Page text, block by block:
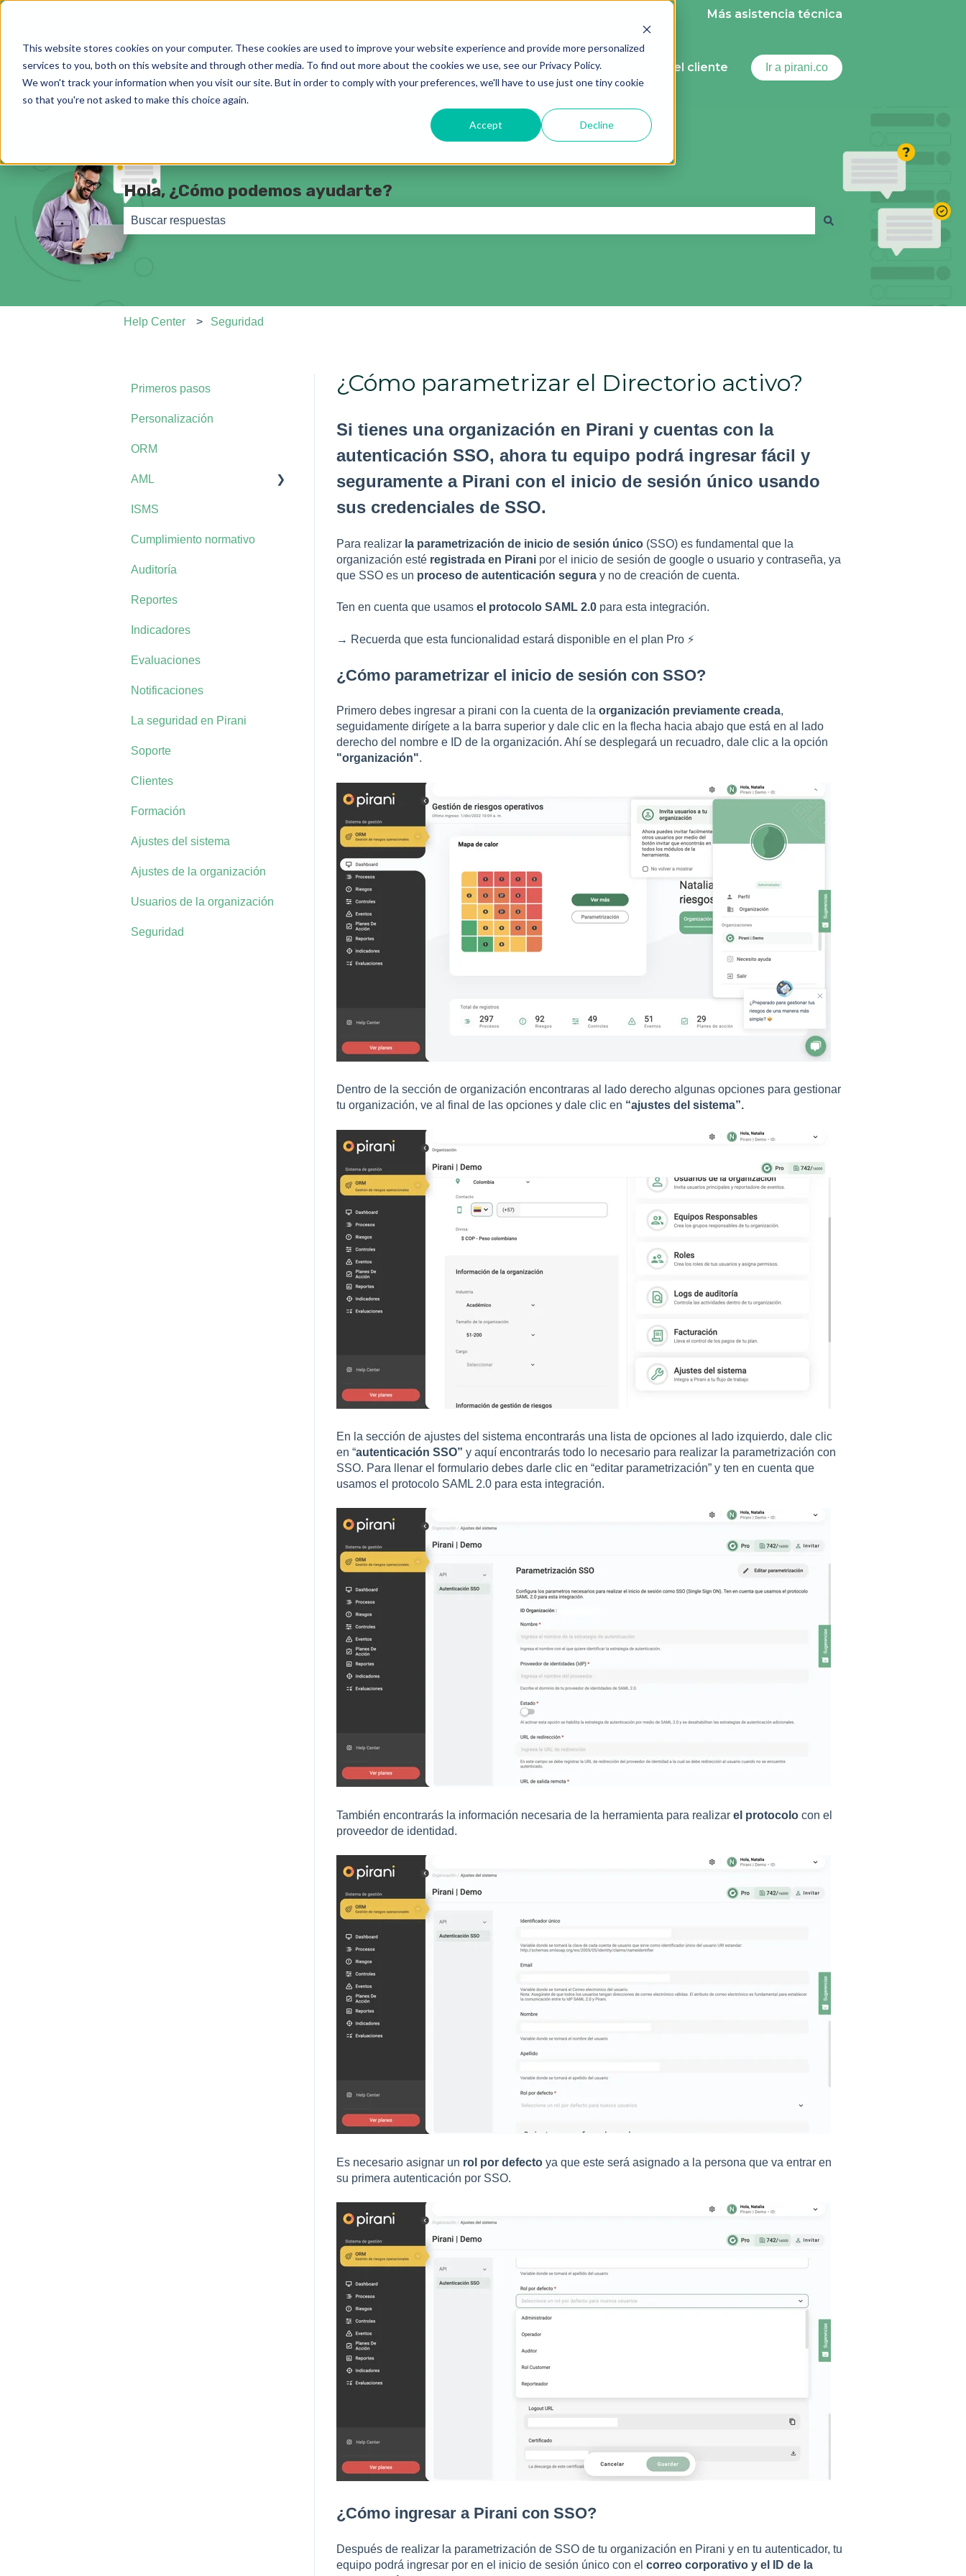
This website stores cookies on your computer. These cookies are used to improve your website experience and provide more personalized
services to you, both on this website and through other media. To find out more about the cookies we use, see our Privacy Policy.
We won't track your information when you visit our site. But in order to comply with your preferences, we'll have to use just one tiny cookie
so that you're not asked to make this choice again.
Accept Decline
Más asistencia técnica
Solicitud de ayuda Ir al portal del cliente Ir a pirani.co
Hola, ¿Cómo podemos ayudarte?
No hay sugerencias porque el campo de búsqueda está vacío.
Help Center Seguridad
¿Cómo parametrizar el Directorio activo?
Si tienes una organización en Pirani y cuentas con la
autenticación SSO, ahora tu equipo podrá ingresar fácil y
seguramente a Pirani con el inicio de sesión único usando
sus credenciales de SSO.
Para realizar la parametrización de inicio de sesión único(SSO) es fundamental que la
organización esté registrada en Pirani por el inicio de sesión de google o usuario y contraseña, ya
que SSO es un proceso de autenticación seguray no de creación de cuenta.
Ten en cuenta que usamos el protocolo SAML 2.0 para esta integración.
→ Recuerda que esta funcionalidad estará disponible en el plan Pro ⚡
¿Cómo parametrizar el inicio de sesión con SSO?
Primero debes ingresar a pirani con la cuenta de la organización previamente creada,
seguidamente dirígete a la barra superior y dale clic en la flecha hacia abajo que está en al lado
derecho del nombre e ID de la organización. Ahí se desplegará un recuadro, dale clic a la opción
"organización".
Dentro de la sección de organización encontraras al lado derecho algunas opciones para gestionar
tu organización, ve al final de las opciones y dale clic en “ajustes del sistema”.
En la sección de ajustes del sistema encontrarás una lista de opciones al lado izquierdo, dale clic
en “autenticación SSO” y aquí encontrarás todo lo necesario para realizar la parametrización con
SSO. Para llenar el formulario debes darle clic en “editar parametrización” y ten en cuenta que
usamos el protocolo SAML 2.0 para esta integración.
También encontrarás la información necesaria de la herramienta para realizar el protocolo con el
proveedor de identidad.
Es necesario asignar un rol por defectoya que este será asignado a la persona que va entrar en
su primera autenticación por SSO.
¿Cómo ingresar a Pirani con SSO?
Después de realizar la parametrización de SSO de tu organización en Pirani y en tu autenticador, tu
equipo podrá ingresar por en el inicio de sesión único con el correo corporativo y el ID de la
Primeros pasos
Personalización
ORM
AML
AML+
ISMS
Cumplimiento normativo
Auditoría
Reportes
Indicadores
Evaluaciones
Notificaciones
La seguridad en Pirani
Soporte
Clientes
Formación
Ajustes del sistema
Ajustes de la organización
Usuarios de la organización
Seguridad